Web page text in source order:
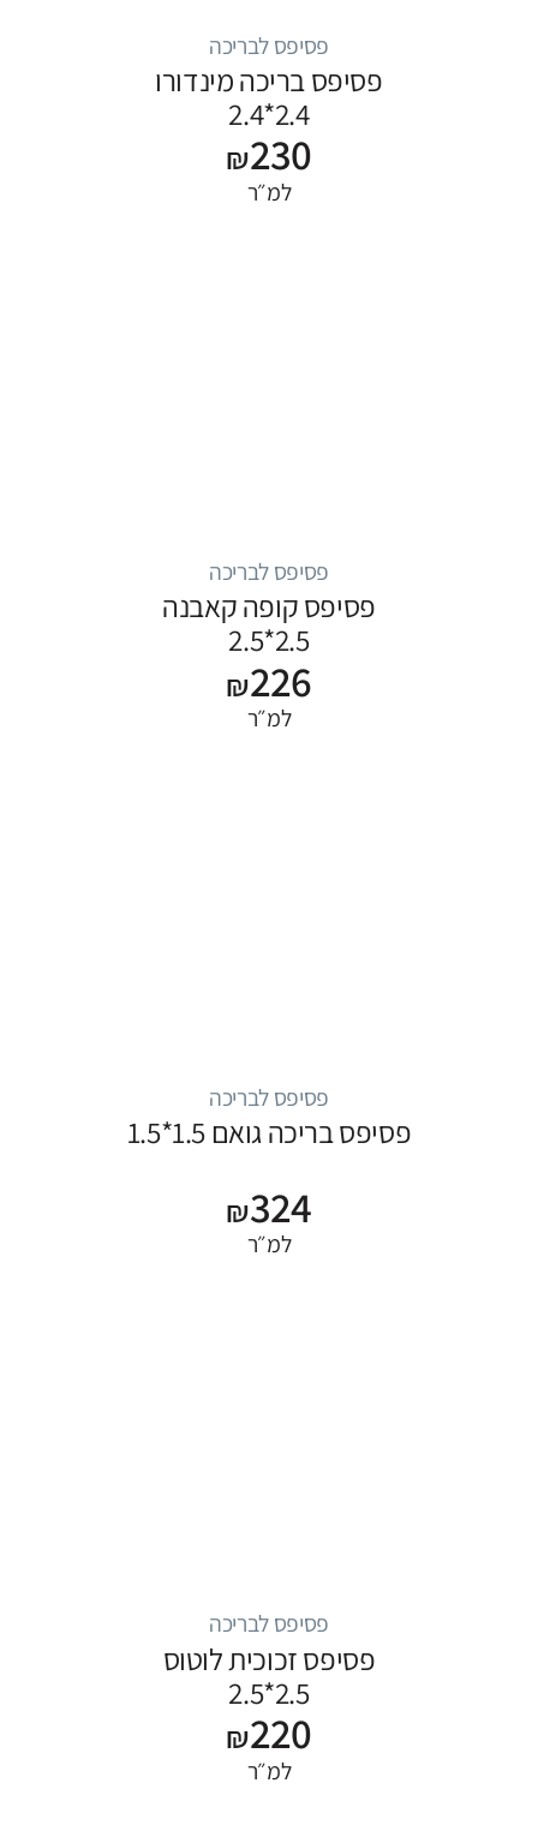
פסיפס לבריכה
פסיפס בריכה מינדורו
2.4*2.4
₪230
למ״ר
פסיפס לבריכה
פסיפס קופה קאבנה
2.5*2.5
₪226
למ״ר
פסיפס לבריכה
פסיפס בריכה גואם 1.5*1.5
₪324
למ״ר
פסיפס לבריכה
פסיפס זכוכית לוטוס
2.5*2.5
₪220
למ״ר